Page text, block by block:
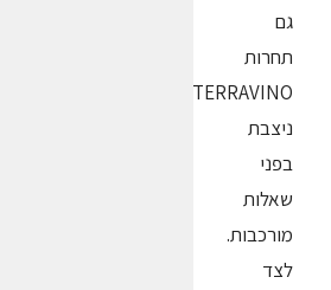
גם
תחרות
TERRAVINO
ניצבת
בפני
שאלות
מורכבות.
לצד